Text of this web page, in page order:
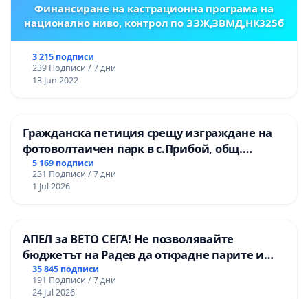
Финансиране на кастрационна програма на
национално ниво, контрол по ЗЗЖ,ЗВМД,НК325б
3 215 подписи
239 Подписи / 7 дни
13 Jun 2022
Гражданска петиция срещу изграждане на
фотоволтаичен парк в с.Прибой, общ.
Радомир
5 169 подписи
231 Подписи / 7 дни
1 Jul 2026
АПЕЛ за ВЕТО СЕГА! Не позволявайте
бюджетът на Радев да открадне парите и
правата ни в тъмното
35 845 подписи
191 Подписи / 7 дни
24 Jul 2026